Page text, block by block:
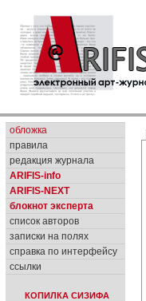
обложка
правила
редакция журнала
ARIFIS-info
ARIFIS-NEXT
блокнот эксперта
список авторов
записки на полях
справка по интерфейсу
ссылки
КОПИЛКА СИЗИФА